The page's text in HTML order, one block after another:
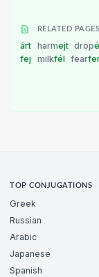
RELATED PAGES
árt harmejt drop
fej
milkfél fear
TOP CONJUGATIONS
Greek
Russian
Arabic
Japanese
Spanish